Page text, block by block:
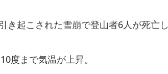
き起こされた雪崩で登山者6人が死亡し
度まで気温が上昇。